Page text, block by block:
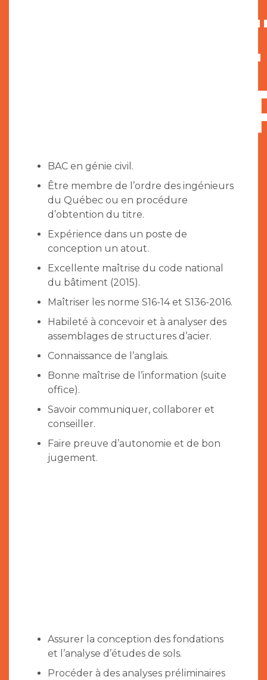
BAC en génie civil.
Être membre de l’ordre des ingénieurs
du Québec ou en procédure
d’obtention du titre.
Expérience dans un poste de
conception un atout.
Excellente maîtrise du code national
du bâtiment (2015).
Maîtriser les norme S16-14 et S136-2016.
Habileté à concevoir et à analyser des
assemblages de structures d’acier.
Connaissance de l’anglais.
Bonne maîtrise de l’information (suite
office).
Savoir communiquer, collaborer et
conseiller.
Faire preuve d’autonomie et de bon
jugement.
Assurer la conception des fondations
et l’analyse d’études de sols.
Procéder à des analyses préliminaires